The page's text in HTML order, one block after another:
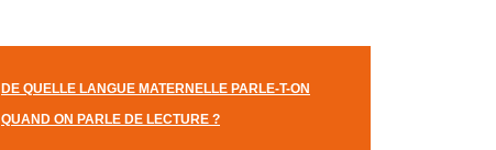
DE QUELLE LANGUE MATERNELLE PARLE-T-ON
QUAND ON PARLE DE LECTURE ?